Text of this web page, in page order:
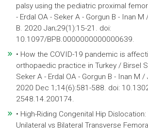
palsy using the pediatric proximal
- Erdal OA - Seker A - Gorgun B - Inan
B. 2020 Jan;29(1):15-21. doi:
10.1097/BPB.0000000000000639.
• How the COVID-19 pandemic is
orthopaedic practice in Turkey / Birsel
Seker A - Erdal OA - Gorgun B - Inan M
2020 Dec 1;14(6):581-588. doi:
2548.14.200174.
• High-Riding Congenital Hip Dislocation:
Unilateral vs Bilateral Transverse